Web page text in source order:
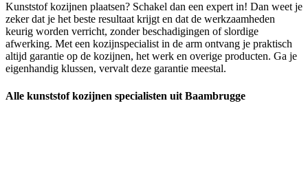
Kunststof kozijnen plaatsen? Schakel dan een expert in! Dan weet je
zeker dat je het beste resultaat krijgt en dat de werkzaamheden
keurig worden verricht, zonder beschadigingen of slordige
afwerking. Met een kozijnspecialist in de arm ontvang je praktisch
altijd garantie op de kozijnen, het werk en overige producten. Ga je
eigenhandig klussen, vervalt deze garantie meestal.
Alle kunststof kozijnen specialisten uit Baambrugge